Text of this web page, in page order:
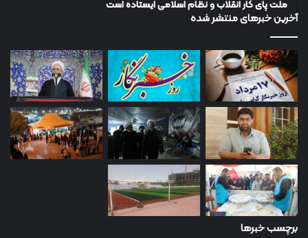
ملت پای کار انقلاب و نظام اسلامی ایستاده است
آخرین خبرهای منتشر شده
برچسب خبرها